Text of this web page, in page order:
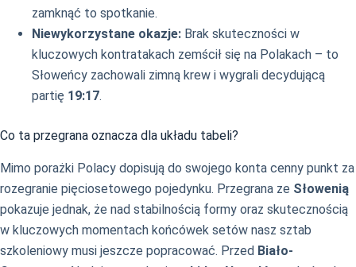
zamknąć to spotkanie.
Niewykorzystane okazje: Brak skuteczności w
kluczowych kontratakach zemścił się na Polakach – to
Słoweńcy zachowali zimną krew i wygrali decydującą
partię 19:17.
Co ta przegrana oznacza dla układu tabeli?
Mimo porażki Polacy dopisują do swojego konta cenny punkt za
rozegranie pięciosetowego pojedynku. Przegrana ze Słowenią
pokazuje jednak, że nad stabilnością formy oraz skutecznością
w kluczowych momentach końcówek setów nasz sztab
szkoleniowy musi jeszcze popracować. Przed Biało-